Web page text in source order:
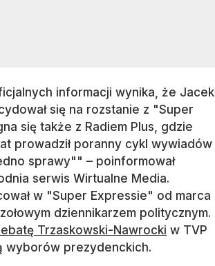
informacji wynika, że Jacek
się na rozstanie z "Super
się także z Radiem Plus, gdzie
prowadził poranny cykl wywiadów
sprawy"" – poinformował
serwis Wirtualne Media.
w "Super Expressie" od marca
dziennikarzem politycznym.
Trzaskowski-Nawrocki w TVP
wyborów prezydenckich.